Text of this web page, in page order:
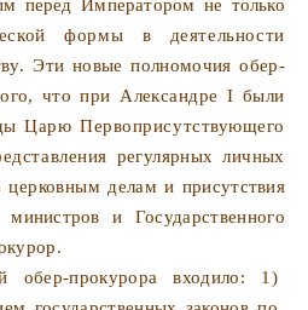
перед Императором не только
формы в деятельности
Эти новые полномочия обер-
чтопри Александре I были
ЦарюПервоприсутствующего
регулярных личных
церковным де­лам и присутствия
министров и Го­сударственного
обер-прокурора входило: 1)